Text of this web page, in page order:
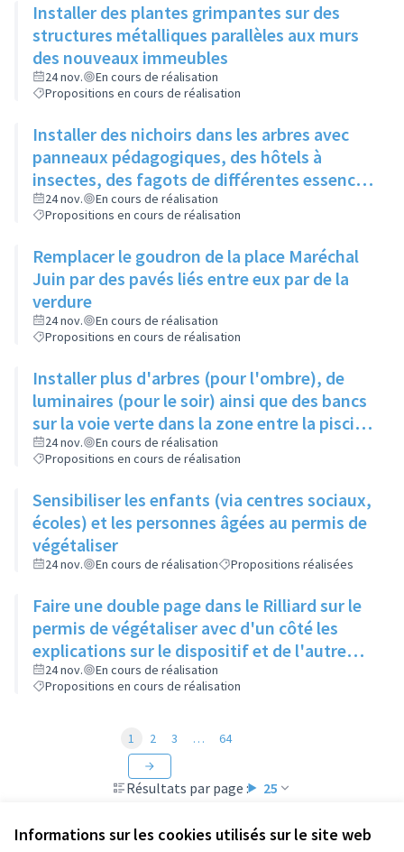
Informations sur les cookies utilisés sur le site web
Installer des plantes grimpantes sur des
structures métalliques parallèles aux murs
des nouveaux immeubles
24 nov.
En cours de réalisation
Propositions en cours de réalisation
Installer des nichoirs dans les arbres avec
panneaux pédagogiques, des hôtels à
insectes, des fagots de différentes essences
pour stimuler la biodiversité sur la place du
Château à la Roue
24 nov.
En cours de réalisation
Propositions en cours de réalisation
Remplacer le goudron de la place Maréchal
Juin par des pavés liés entre eux par de la
verdure
24 nov.
En cours de réalisation
Propositions en cours de réalisation
Installer plus d'arbres (pour l'ombre), de
luminaires (pour le soir) ainsi que des bancs
sur la voie verte dans la zone entre la piscine
et la rue de l'Industrie
24 nov.
En cours de réalisation
Propositions en cours de réalisation
Sensibiliser les enfants (via centres sociaux,
écoles) et les personnes âgées au permis de
végétaliser
24 nov. En cours de réalisation Propositions réalisées
Faire une double page dans le Rilliard sur le
permis de végétaliser avec d'un côté les
explications sur le dispositif et de l'autre
côté des exemples concrets de lieux à
investir
24 nov.
En cours de réalisation
Propositions en cours de réalisation
Résultats par page : 25
1 2 3 … 64